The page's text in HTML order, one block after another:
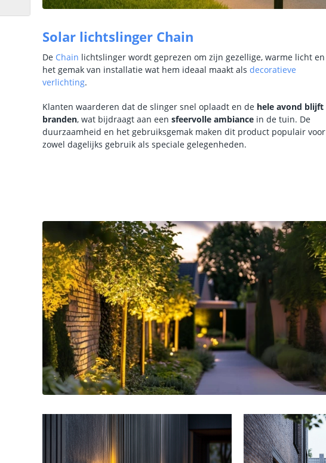
Solar lichtslinger Chain
De Chain lichtslinger wordt geprezen om zijn gezellige, warme licht en
het gemak van installatie wat hem ideaal maakt als decoratieve
verlichting.
Klanten waarderen dat de slinger snel oplaadt en de hele avond blijft
branden, wat bijdraagt aan een sfeervolle ambiance in de tuin. De
duurzaamheid en het gebruiksgemak maken dit product populair voor
zowel dagelijks gebruik als speciale gelegenheden.